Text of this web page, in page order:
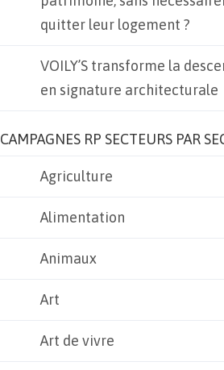
quitter leur logement ?
VOILY’S transforme la
en signature architecturale
CAMPAGNES RP SECTEURS PAR
Agriculture
Alimentation
Animaux
Art
Art de vivre